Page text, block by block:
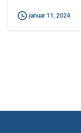
januar 11, 2024